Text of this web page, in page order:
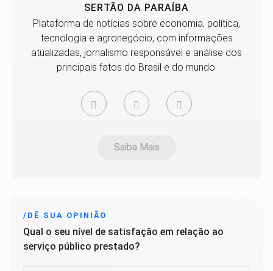
SERTÃO DA PARAÍBA
Plataforma de notícias sobre economia, política,
tecnologia e agronegócio, com informações
atualizadas, jornalismo responsável e análise dos
principais fatos do Brasil e do mundo.
Saiba Mais
/DÊ SUA OPINIÃO
Qual o seu nível de satisfação em relação ao
serviço público prestado?